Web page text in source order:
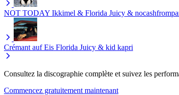
NOT TODAY Ikkimel & Florida Juicy &
Crémant auf Eis Florida Juicy & kid kapri
Consultez la discographie complète et suivez les
Commencez gratuitement maintenant